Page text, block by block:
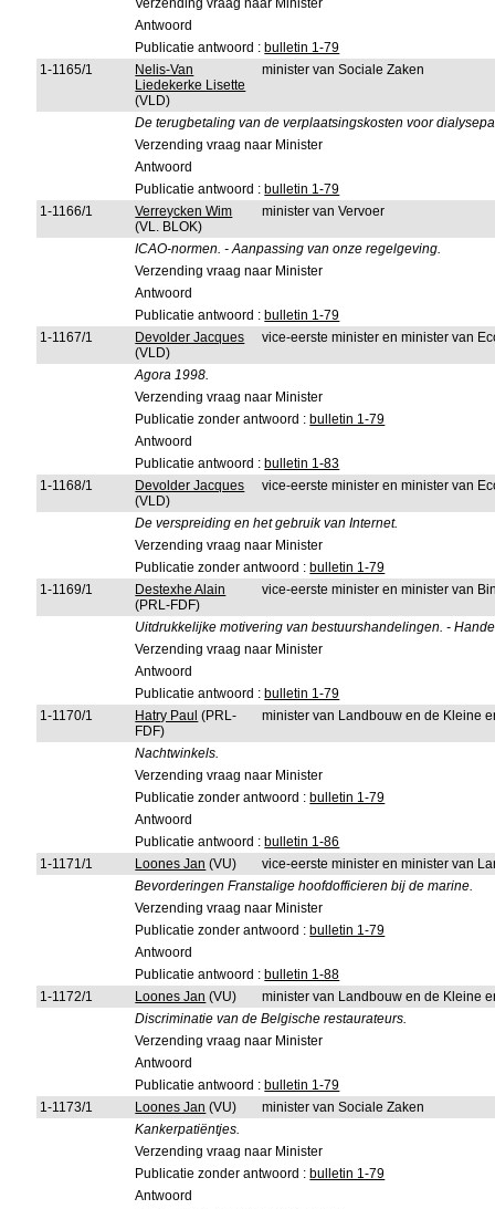
Verzending vraag naar Minister
Antwoord
Publicatie antwoord : bulletin 1-79
1-1165/1
Nelis-Van
Liedekerke Lisette
(VLD)
minister van Sociale Zaken
De terugbetaling van de verplaatsingskosten voor
Verzending vraag naar Minister
Antwoord
Publicatie antwoord : bulletin 1-79
1-1166/1
Verreycken Wim
(VL. BLOK)
minister van Vervoer
ICAO-normen. - Aanpassing van onze regelgeving.
Verzending vraag naar Minister
Antwoord
Publicatie antwoord : bulletin 1-79
1-1167/1
Devolder Jacques
(VLD)
vice-eerste minister en minister van
Agora 1998.
Verzending vraag naar Minister
Publicatie zonder antwoord : bulletin 1-79
Antwoord
Publicatie antwoord : bulletin 1-83
1-1168/1
Devolder Jacques
(VLD)
vice-eerste minister en minister van
De verspreiding en het gebruik van Internet.
Verzending vraag naar Minister
Publicatie zonder antwoord : bulletin 1-79
1-1169/1
Destexhe Alain
(PRL-FDF)
vice-eerste minister en minister van
Uitdrukkelijke motivering van bestuurshandelingen. -
Verzending vraag naar Minister
Antwoord
Publicatie antwoord : bulletin 1-79
1-1170/1
Hatry Paul (PRL-
FDF)
minister van Landbouw en de Kleine
Nachtwinkels.
Verzending vraag naar Minister
Publicatie zonder antwoord : bulletin 1-79
Antwoord
Publicatie antwoord : bulletin 1-86
1-1171/1
Loones Jan (VU)
vice-eerste minister en minister van
Bevorderingen Franstalige hoofdofficieren bij de marine.
Verzending vraag naar Minister
Publicatie zonder antwoord : bulletin 1-79
Antwoord
Publicatie antwoord : bulletin 1-88
1-1172/1
Loones Jan (VU)
minister van Landbouw en de Kleine
Discriminatie van de Belgische restaurateurs.
Verzending vraag naar Minister
Antwoord
Publicatie antwoord : bulletin 1-79
1-1173/1
Loones Jan (VU)
minister van Sociale Zaken
Kankerpatiëntjes.
Verzending vraag naar Minister
Publicatie zonder antwoord : bulletin 1-79
Antwoord